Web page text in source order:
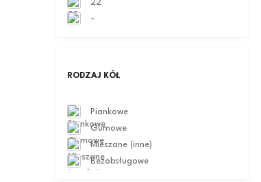
22
-
RODZAJ KÓŁ
Piankowe
Gumowe
Mieszane (inne)
Bezobsługowe